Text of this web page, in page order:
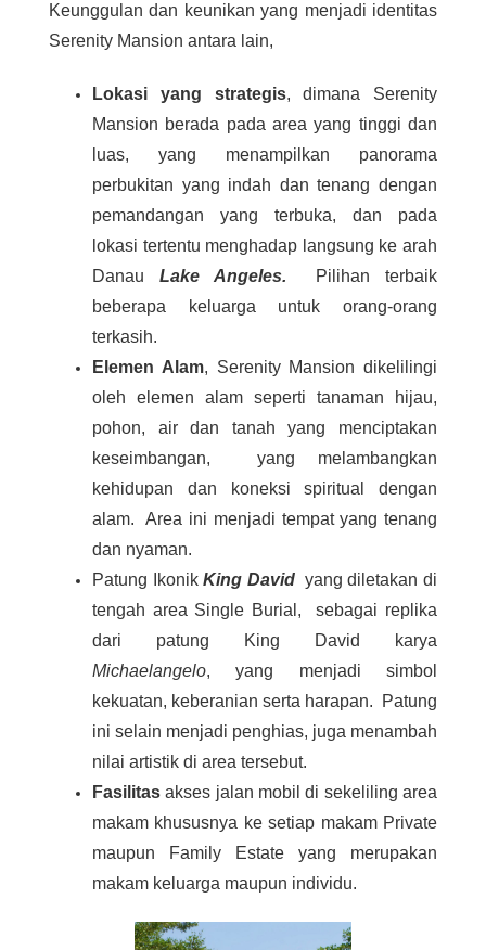
Keunggulan dan keunikan yang menjadi identitas
Serenity Mansion antara lain,
Lokasi yang strategis, dimana Serenity
Mansion berada pada area yang tinggi dan
luas, yang menampilkan panorama
perbukitan yang indah dan tenang dengan
pemandangan yang terbuka, dan pada
lokasi tertentu menghadap langsung ke arah
Danau Lake Angeles.
Pilihan terbaik
beberapa keluarga untuk orang-orang
terkasih.
Elemen Alam, Serenity Mansion dikelilingi
oleh elemen alam seperti tanaman hijau,
pohon, air dan tanah yang menciptakan
keseimbangan, yang melambangkan
kehidupan dan koneksi spiritual dengan
alam. Area ini menjadi tempat yang tenang
dan nyaman.
Patung IkonikKing Davidyangdiletakan di
tengah area Single Burial,
sebagai replika
dari patung King David karya
Michaelangelo, yang menjadi simbol
kekuatan, keberanian serta harapan. Patung
ini selain menjadi penghias, juga menambah
nilai artistik di area tersebut.
Fasilitas akses jalan mobil di sekeliling area
makam khususnya ke setiap makam Private
maupun Family Estate yang merupakan
makam keluarga maupun individu.